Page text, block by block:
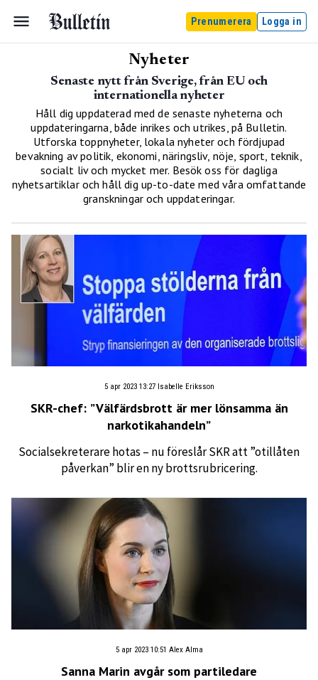
Prenumerera Logga in
Nyheter
Senaste nytt från Sverige, från EU och
internationella nyheter
Håll dig uppdaterad med de senaste nyheterna och
uppdateringarna, både inrikes och utrikes, på Bulletin.
Utforska toppnyheter, lokala nyheter och fördjupad
bevakning av politik, ekonomi, näringsliv, nöje, sport, teknik,
socialt liv och mycket mer. Besök oss för dagliga
nyhetsartiklar och håll dig up-to-date med våra omfattande
granskningar och uppdateringar.
5 apr 2023 13:27 Isabelle Eriksson
SKR-chef: ”Välfärdsbrott är mer lönsamma än
narkotikahandeln”
Socialsekreterare hotas – nu föreslår SKR att ”otillåten
påverkan” blir en ny brottsrubricering.
5 apr 2023 10:51 Alex Alma
Sanna Marin avgår som partiledare